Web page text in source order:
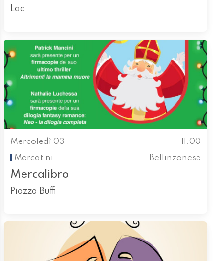
Lac
Mercoledì 03
11.00
Mercatini
Bellinzonese
Mercalibro
Piazza Buffi